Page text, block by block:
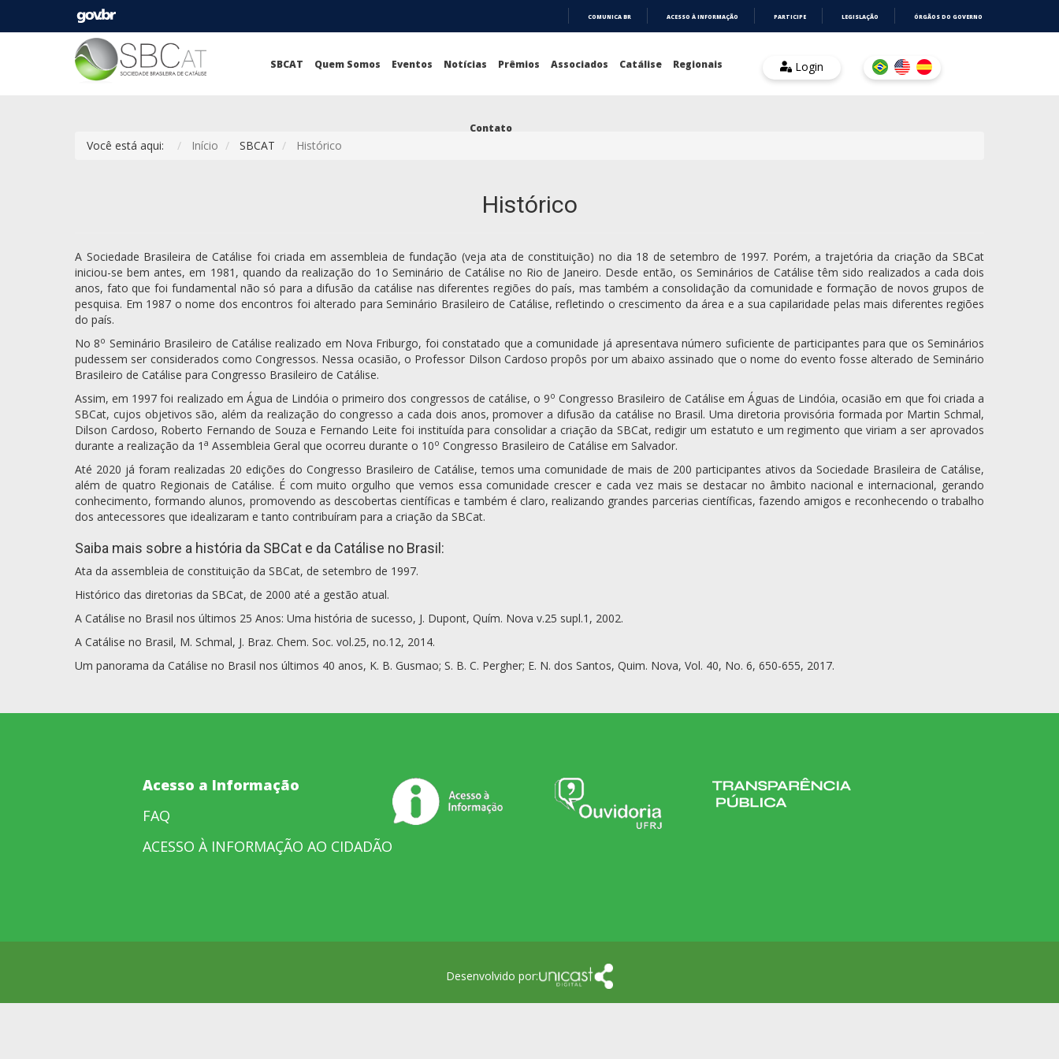
COMUNICA BR ACESSO À INFORMAÇÃO PARTICIPE LEGISLAÇÃO ÓRGÃOS DO GOVERNO
SBCAT Quem Somos Eventos Notícias Prêmios Associados Catálise Regionais
Contato
Login
Você está aqui: Início SBCAT Histórico
Histórico
A Sociedade Brasileira de Catálise foi criada em assembleia de fundação (veja ata de constituição) no dia 18 de setembro de 1997. Porém, a trajetória da criação da SBCat
iniciou-se bem antes, em 1981, quando da realização do 1o Seminário de Catálise no Rio de Janeiro. Desde então, os Seminários de Catálise têm sido realizados a cada dois
anos, fato que foi fundamental não só para a difusão da catálise nas diferentes regiões do país, mas também a consolidação da comunidade e formação de novos grupos de
pesquisa. Em 1987 o nome dos encontros foi alterado para Seminário Brasileiro de Catálise, refletindo o crescimento da área e a sua capilaridade pelas mais diferentes regiões
do país.
No 8o Seminário Brasileiro de Catálise realizado em Nova Friburgo, foi constatado que a comunidade já apresentava número suficiente de participantes para que os Seminários
pudessem ser considerados como Congressos. Nessa ocasião, o Professor Dilson Cardoso propôs por um abaixo assinado que o nome do evento fosse alterado de Seminário
Brasileiro de Catálise para Congresso Brasileiro de Catálise.
Assim, em 1997 foi realizado em Água de Lindóia o primeiro dos congressos de catálise, o 9o Congresso Brasileiro de Catálise em Águas de Lindóia, ocasião em que foi criada a
SBCat, cujos objetivos são, além da realização do congresso a cada dois anos, promover a difusão da catálise no Brasil. Uma diretoria provisória formada por Martin Schmal,
Dilson Cardoso, Roberto Fernando de Souza e Fernando Leite foi instituída para consolidar a criação da SBCat, redigir um estatuto e um regimento que viriam a ser aprovados
durante a realização da 1 a Assembleia Geral que ocorreu durante o 10o Congresso Brasileiro de Catálise em Salvador.
Até 2020 já foram realizadas 20 edições do Congresso Brasileiro de Catálise, temos uma comunidade de mais de 200 participantes ativos da Sociedade Brasileira de Catálise,
além de quatro Regionais de Catálise. É com muito orgulho que vemos essa comunidade crescer e cada vez mais se destacar no âmbito nacional e internacional, gerando
conhecimento, formando alunos, promovendo as descobertas científicas e também é claro, realizando grandes parcerias científicas, fazendo amigos e reconhecendo o trabalho
dos antecessores que idealizaram e tanto contribuíram para a criação da SBCat.
Saiba mais sobre a história da SBCat e da Catálise no Brasil:
Ata da assembleia de constituição da SBCat, de setembro de 1997.
Histórico das diretorias da SBCat, de 2000 até a gestão atual.
A Catálise no Brasil nos últimos 25 Anos: Uma história de sucesso, J. Dupont, Quím. Nova v.25 supl.1, 2002.
A Catálise no Brasil, M. Schmal, J. Braz. Chem. Soc. vol.25, no.12, 2014.
Um panorama da Catálise no Brasil nos últimos 40 anos, K. B. Gusmao; S. B. C. Pergher; E. N. dos Santos, Quim. Nova, Vol. 40, No. 6, 650-655, 2017.
Acesso a Informação
FAQ
ACESSO À INFORMAÇÃO AO CIDADÃO
Desenvolvido por: